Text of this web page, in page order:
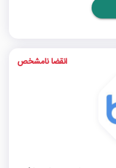
انقضا نامشخص